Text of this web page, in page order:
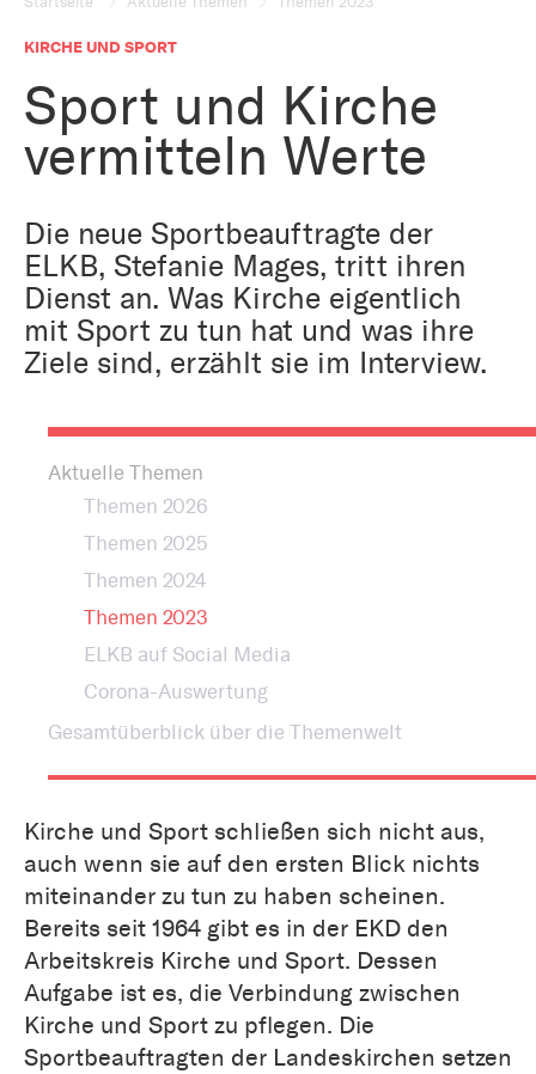
KIRCHE UND SPORT
Sport und Kirche
vermitteln Werte
Die neue Sportbeauftragte der
ELKB, Stefanie Mages, tritt ihren
Dienst an. Was Kirche eigentlich
mit Sport zu tun hat und was ihre
Ziele sind, erzählt sie im Interview.
Aktuelle Themen
Themen 2026
Themen 2025
Themen 2024
Themen 2023
ELKB auf Social Media
Corona-Auswertung
Gesamtüberblick über die Themenwelt
Kirche und Sport schließen sich nicht aus,
auch wenn sie auf den ersten Blick nichts
miteinander zu tun zu haben scheinen.
Bereits seit 1964 gibt es in der EKD den
Arbeitskreis Kirche und Sport. Dessen
Aufgabe ist es, die Verbindung zwischen
Kirche und Sport zu pflegen. Die
Sportbeauftragten der Landeskirchen setzen
Reformprozess PUK
Arbeiten bei der Kirche
Ökumene
Religion in der Schule
Kunst
Aktiv gegen Missbrauch
Bildung und Gesellschaft
Weltanschauungsfragen
Gegen Rechtsextremismus